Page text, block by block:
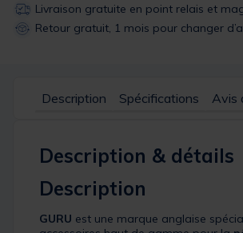
Livraison gratuite en point relais et
Retour gratuit, 1 mois pour changer
Description Spécifications Avis
Description & détails
Description
GURU est une marque anglaise